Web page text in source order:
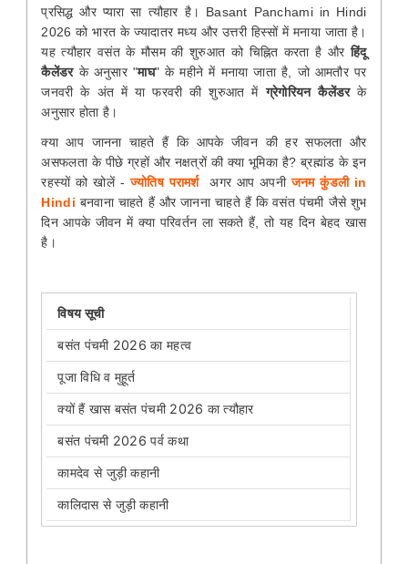
प्रसिद्ध और प्यारा सा त्यौहार है। Basant Panchami in Hindi
2026 को भारत के ज्यादातर मध्य और उत्तरी हिस्सों में मनाया जाता है।
यह त्यौहार वसंत के मौसम की शुरुआत को चिह्नित करता है औरहिंदू
कैलेंडरके अनुसार "माघ" के महीने में मनाया जाता है, जो आमतौर पर
जनवरी के अंत में या फरवरी की शुरुआत मेंग्रेगोरियन कैलेंडरके
अनुसार होता है।
क्या आप जानना चाहते हैं कि आपके जीवन की हर सफलता और
असफलता के पीछे ग्रहों और नक्षत्रों की क्या भूमिका है? ब्रह्मांड के इन
रहस्यों को खोलें -ज्योतिष परामर्शअगर आप अपनीजनम कुंडली in
Hindi बनवाना चाहते हैं और जानना चाहते हैं कि वसंत पंचमी जैसे शुभ
दिन आपके जीवन में क्या परिवर्तन ला सकते हैं, तो यह दिन बेहद खास
है।
विषय सूची
बसंत पंचमी 2026 का महत्व
पूजा विधि व मुहूर्त
क्यों हैं खास बसंत पंचमी 2026 का त्यौहार
बसंत पंचमी 2026 पर्व कथा
कामदेव से जुड़ी कहानी
कालिदास से जुड़ी कहानी